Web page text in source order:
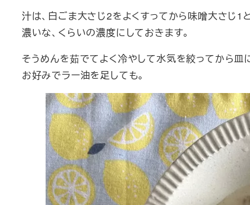
汁は、白ごま大さじ2をよくすってから味噌大さじ1
濃いな、くらいの濃度にしておきます。
そうめんを茹でてよく冷やして水気を絞ってから皿
お好みでラー油を足しても。